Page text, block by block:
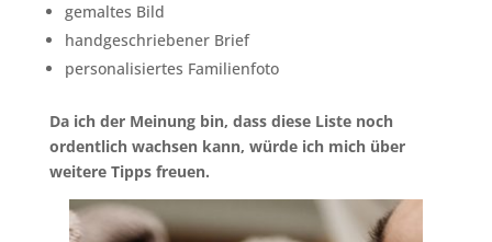
gemaltes Bild
handgeschriebener Brief
personalisiertes Familienfoto
Da ich der Meinung bin, dass diese Liste noch
ordentlich wachsen kann, würde ich mich über
weitere Tipps freuen.